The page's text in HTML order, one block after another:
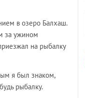
в озеро Балхаш.
за ужином
на рыбалку
я был знаком,
рыбалку.